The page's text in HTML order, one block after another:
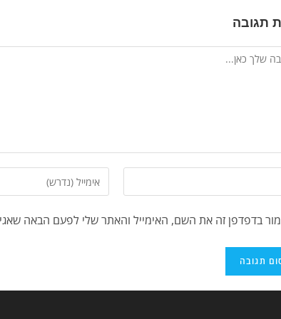
תגובה
בדפדפן זה את השם, האימייל והאתר שלי לפעם הבאה